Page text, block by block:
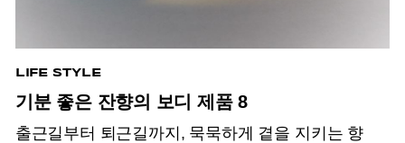
LIFE STYLE
기분 좋은 잔향의 보디 제품 8
출근길부터 퇴근길까지, 묵묵하게 곁을 지키는 향